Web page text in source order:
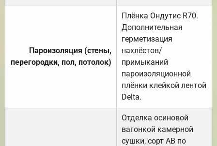
Пароизоляция (стены,
перегородки, пол, потолок)
Плёнка Ондутис R70.
Дополнительная
герметизация
нахлёстов/
примыканий
пароизоляционной
плёнки клейкой лентой
Delta.
Отделка осиновой
вагонкой камерной
сушки, сорт АВ по